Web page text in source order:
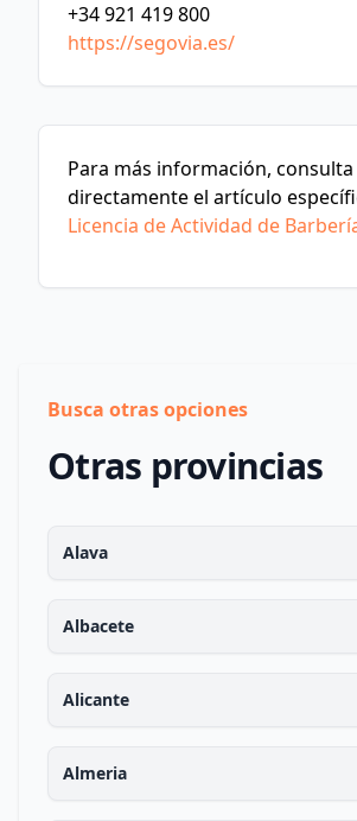
+34 921 419 800
https://segovia.es/
Para más información, consulta
directamente el artículo
Licencia de Actividad de
Busca otras opciones
Otras provincias
Alava
Albacete
Alicante
Almeria